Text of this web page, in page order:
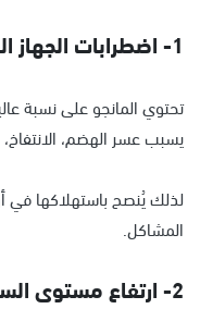
1- اضطرابات الجهاز الهضمي
تحتوي المانجو على نسبة
يسبب عسر الهضم، الانتفاخ،
لذلك يُنصح باستهلاكها
المشاكل.
2- ارتفاع مستوى السكر في الدم